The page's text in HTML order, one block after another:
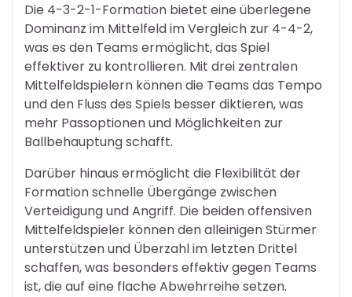
Die 4-3-2-1-Formation bietet eine überlegene
Dominanz im Mittelfeld im Vergleich zur 4-4-2,
was es den Teams ermöglicht, das Spiel
effektiver zu kontrollieren. Mit drei zentralen
Mittelfeldspielern können die Teams das Tempo
und den Fluss des Spiels besser diktieren, was
mehr Passoptionen und Möglichkeiten zur
Ballbehauptung schafft.
Darüber hinaus ermöglicht die Flexibilität der
Formation schnelle Übergänge zwischen
Verteidigung und Angriff. Die beiden offensiven
Mittelfeldspieler können den alleinigen Stürmer
unterstützen und Überzahl im letzten Drittel
schaffen, was besonders effektiv gegen Teams
ist, die auf eine flache Abwehrreihe setzen.